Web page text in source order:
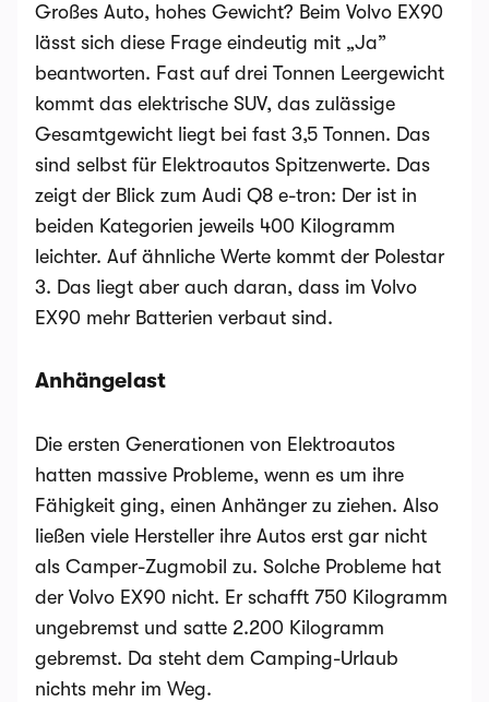
Großes Auto, hohes Gewicht? Beim Volvo EX90
lässt sich diese Frage eindeutig mit „Ja”
beantworten. Fast auf drei Tonnen Leergewicht
kommt das elektrische SUV, das zulässige
Gesamtgewicht liegt bei fast 3,5 Tonnen. Das
sind selbst für Elektroautos Spitzenwerte. Das
zeigt der Blick zum Audi Q8 e-tron: Der ist in
beiden Kategorien jeweils 400 Kilogramm
leichter. Auf ähnliche Werte kommt der Polestar
3. Das liegt aber auch daran, dass im Volvo
EX90 mehr Batterien verbaut sind.
Anhängelast
Die ersten Generationen von Elektroautos
hatten massive Probleme, wenn es um ihre
Fähigkeit ging, einen Anhänger zu ziehen. Also
ließen viele Hersteller ihre Autos erst gar nicht
als Camper-Zugmobil zu. Solche Probleme hat
der Volvo EX90 nicht. Er schafft 750 Kilogramm
ungebremst und satte 2.200 Kilogramm
gebremst. Da steht dem Camping-Urlaub
nichts mehr im Weg.